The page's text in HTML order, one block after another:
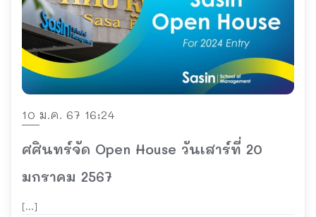
10 ม.ค. 67 16:24
ศศินทร์จัด Open House วันเสาร์ที่ 20
มกราคม 2567
[…]